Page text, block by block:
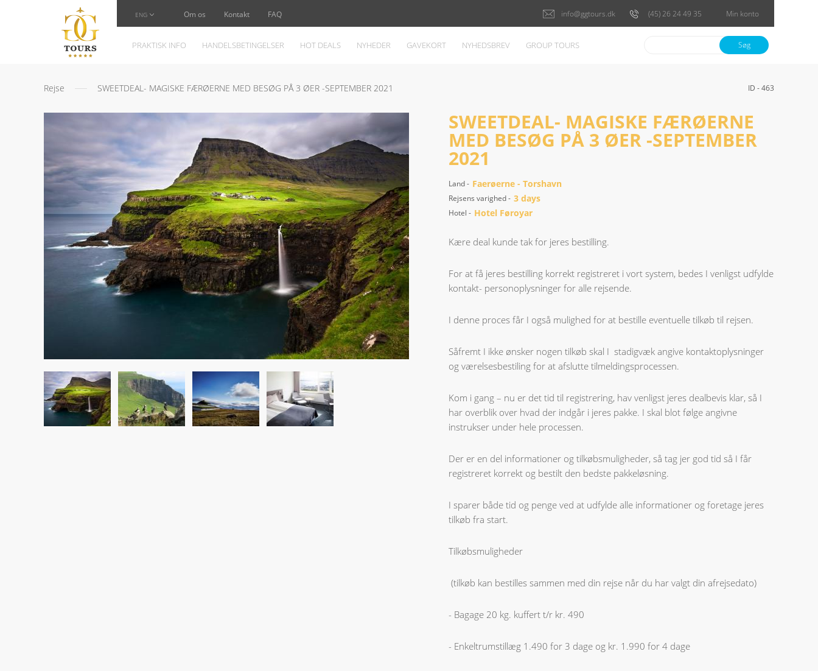
ENG Om os Kontakt FAQ info@ggtours.dk (45) 26 24 49 35 Min konto
PRAKTISK INFO HANDELSBETINGELSER HOT DEALS NYHEDER GAVEKORT NYHEDSBREV GROUP TOURS Søg
Rejse SWEETDEAL- MAGISKE FÆRØERNE MED BESØG PÅ 3 ØER -SEPTEMBER 2021 ID - 463
SWEETDEAL- MAGISKE FÆRØERNE
MED BESØG PÅ 3 ØER -SEPTEMBER
2021
Land - Faerøerne - Torshavn
Rejsens varighed - 3 days
Hotel - Hotel Føroyar
Kære deal kunde tak for jeres bestilling.
For at få jeres bestilling korrekt registreret i vort system, bedes I venligst udfylde
kontakt- personoplysninger for alle rejsende.
I denne proces får I også mulighed for at bestille eventuelle tilkøb til rejsen.
Såfremt I ikke ønsker nogen tilkøb skal I stadigvæk angive kontaktoplysninger
og værelsesbestiling for at afslutte tilmeldingsprocessen.
Kom i gang – nu er det tid til registrering, hav venligst jeres dealbevis klar, så I
har overblik over hvad der indgår i jeres pakke. I skal blot følge angivne
instrukser under hele processen.
Der er en del informationer og tilkøbsmuligheder, så tag jer god tid så I får
registreret korrekt og bestilt den bedste pakkeløsning.
I sparer både tid og penge ved at udfylde alle informationer og foretage jeres
tilkøb fra start.
Tilkøbsmuligheder
(tilkøb kan bestilles sammen med din rejse når du har valgt din afrejsedato)
- Bagage 20 kg. kuffert t/r kr. 490
- Enkeltrumstillæg 1.490 for 3 dage og kr. 1.990 for 4 dage